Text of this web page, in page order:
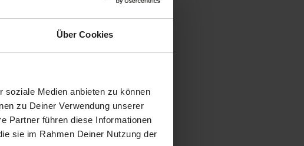
Über Cookies
soziale Medien anbieten zu können
zu Deiner Verwendung unserer
Partner führen diese Informationen
sie im Rahmen Deiner Nutzung der